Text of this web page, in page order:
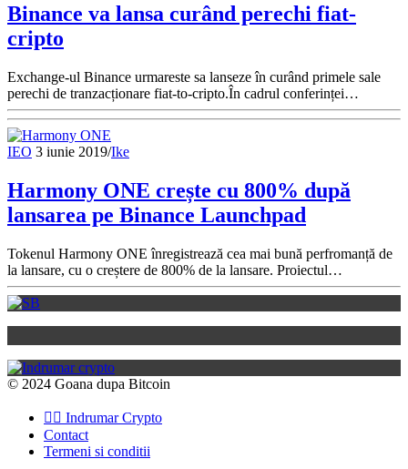
Binance va lansa curând perechi fiat-
cripto
Exchange-ul Binance urmareste sa lanseze în curând primele sale
perechi de tranzacționare fiat-to-cripto.În cadrul conferinței…
IEO 3 iunie 2019/Ike
Harmony ONE crește cu 800% după
lansarea pe Binance Launchpad
Tokenul Harmony ONE înregistrează cea mai bună perfromanță de
la lansare, cu o creștere de 800% de la lansare. Proiectul…
© 2024 Goana dupa Bitcoin
👉🏽 Indrumar Crypto
Contact
Termeni si conditii